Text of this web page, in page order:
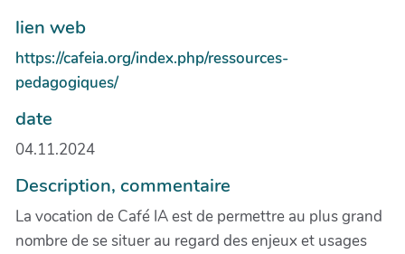
lien web
https://cafeia.org/index.php/ressources-
pedagogiques/
date
04.11.2024
Description, commentaire
La vocation de Café IA est de permettre au plus grand
nombre de se situer au regard des enjeux et usages